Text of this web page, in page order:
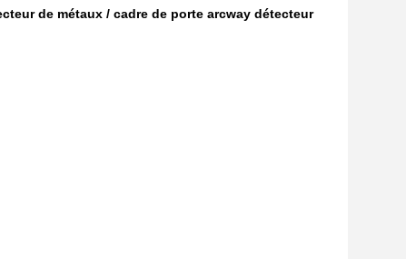
de métaux / cadre de porte arcway détecteur